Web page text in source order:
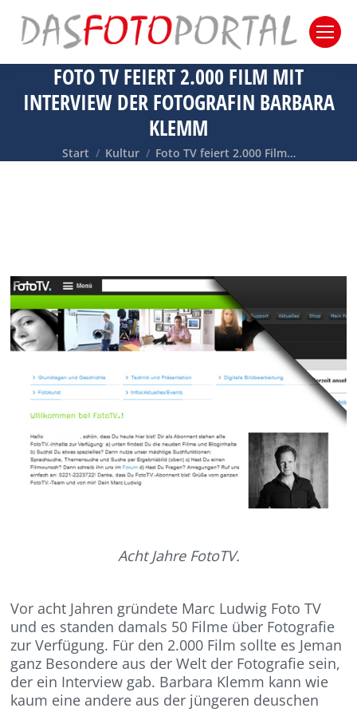
FOTO TV FEIERT 2.000 FILM MIT
INTERVIEW DER FOTOGRAFIN BARBARA
KLEMM
Sie befinden sich hier:
Start Kultur Foto TV feiert 2.000 Film…
Acht Jahre FotoTV.
Vor acht Jahren gründete Marc Ludwig Foto TV
und es standen damals 50 Filme über Fotografie
zur Verfügung. Für den 2.000 Film sollte es Jeman
ganz Besondere aus der Welt der Fotografie sein,
der ein Interview gab. Barbara Klemm kann wie
kaum eine andere aus der jüngeren deuschen